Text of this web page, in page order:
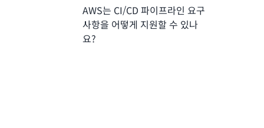
AWS는 CI/CD 파이프라인 요구
사항을 어떻게 지원할 수 있나
요?